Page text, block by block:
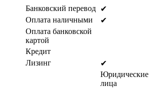
Банковский перевод ✔
Оплата наличными
✔
Оплата банковской
картой
Кредит
Лизинг
✔
Юридические
лица